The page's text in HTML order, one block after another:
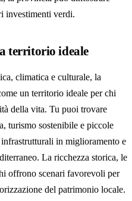
investimenti verdi.
territorio ideale
climatica e culturale, la
un territorio ideale per chi
della vita. Tu puoi trovare
turismo sostenibile e piccole
in miglioramento e
La ricchezza storica, le
offrono scenari favorevoli per
del patrimonio locale.